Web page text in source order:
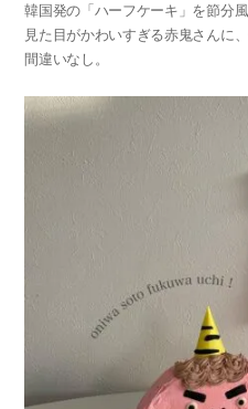
韓国発の「ハーフケーキ」を節分
見た目がかわいすぎる赤鬼さんに
間違いなし。